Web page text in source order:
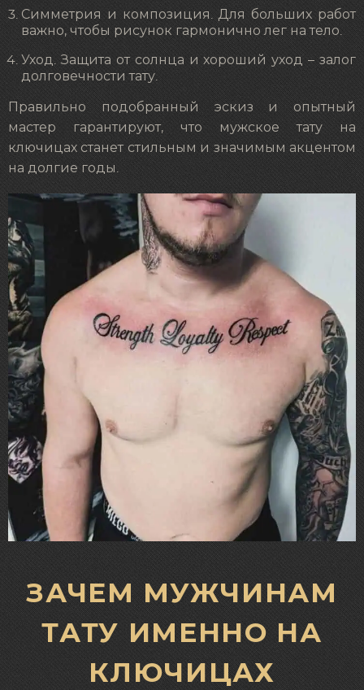
Симметрия и композиция. Для больших работ
важно, чтобы рисунок гармонично лег на тело.
Уход. Защита от солнца и хороший уход – залог
долговечности тату.
Правильно подобранный эскиз и опытный
мастер гарантируют, что мужское тату на
ключицах станет стильным и значимым акцентом
на долгие годы.
ЗАЧЕМ МУЖЧИНАМ
ТАТУ ИМЕННО НА
КЛЮЧИЦАХ